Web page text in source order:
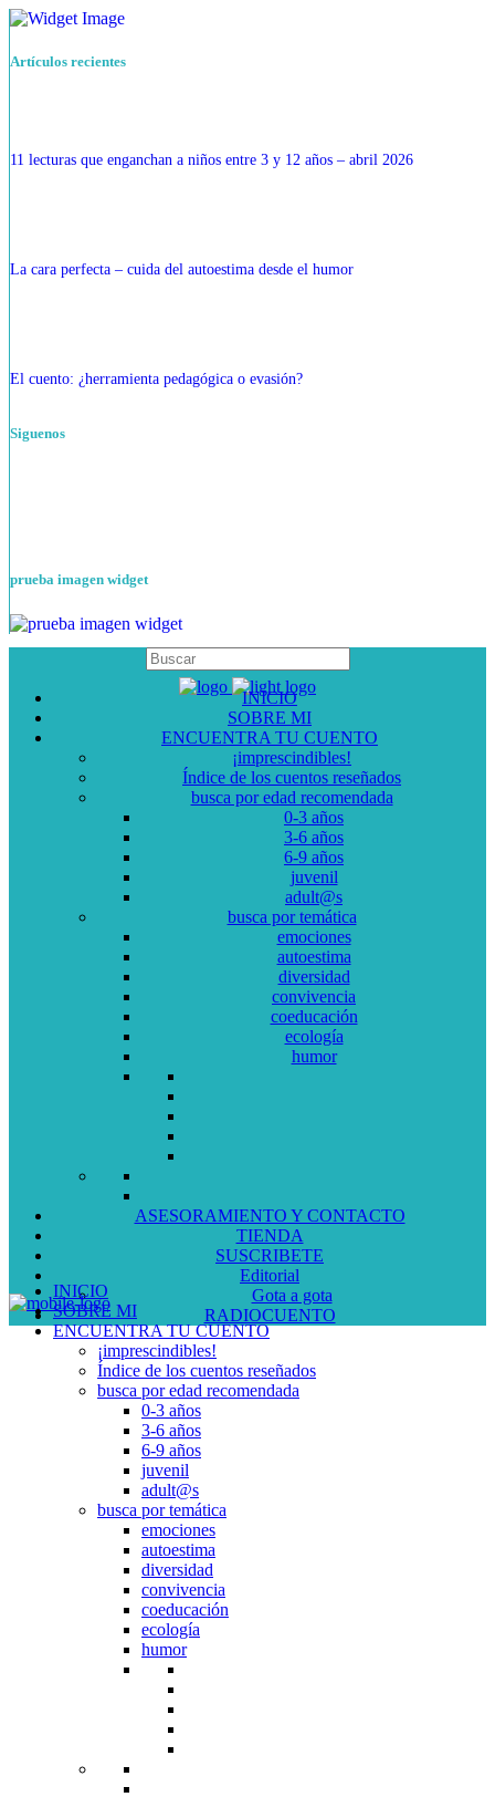
Artículos recientes
11 lecturas que enganchan a niños entre 3 y 12 años – abril 2026
La cara perfecta – cuida del autoestima desde el humor
El cuento: ¿herramienta pedagógica o evasión?
Siguenos
prueba imagen widget
INICIO
SOBRE MI
ENCUENTRA TU CUENTO
¡imprescindibles!
Índice de los cuentos reseñados
busca por edad recomendada
0-3 años
3-6 años
6-9 años
juvenil
adult@s
busca por temática
emociones
autoestima
diversidad
convivencia
coeducación
ecología
humor
ASESORAMIENTO Y CONTACTO
TIENDA
SUSCRIBETE
Editorial
Gota a gota
RADIOCUENTO
INICIO
SOBRE MI
ENCUENTRA TU CUENTO
¡imprescindibles!
Índice de los cuentos reseñados
busca por edad recomendada
0-3 años
3-6 años
6-9 años
juvenil
adult@s
busca por temática
emociones
autoestima
diversidad
convivencia
coeducación
ecología
humor